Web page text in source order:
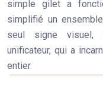
simple gilet a
simplifié un
seul signe visuel,
unificateur, qui a
entier.